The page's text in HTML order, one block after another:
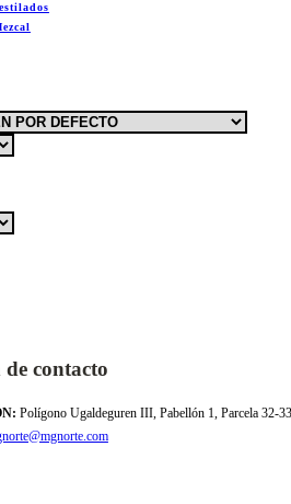
contacto
Polígono Ugaldeguren III, Pabellón 1, Parcela 32-